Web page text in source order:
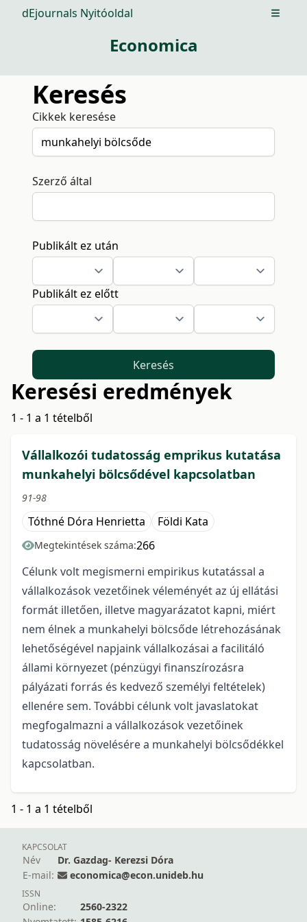
dEjournals Nyitóoldal Open
Economica
Keresés
Cikkek keresése
Szerző által
Publikált ez után
Publikált ez előtt
Keresés
Keresési eredmények
1 - 1 a 1 tételből
Vállalkozói tudatosság emprikus kutatása
munkahelyi bölcsődével kapcsolatban
91-98
Tóthné Dóra Henrietta Földi Kata
Megtekintések száma:266
Célunk volt megismerni empirikus kutatással a
vállalkozások vezetőinek véleményét az új ellátási
formát illetően, illetve magyarázatot kapni, miért
nem élnek a munkahelyi bölcsőde létrehozásának
lehetőségével napjaink vállalkozásai a facilitáló
állami környezet (pénzügyi finanszírozásra
pályázati forrás és kedvező személyi feltételek)
ellenére sem. További célunk volt javaslatokat
megfogalmazni a vállalkozások vezetőinek
tudatosság növelésére a munkahelyi bölcsődékkel
kapcsolatban.
1 - 1 a 1 tételből
KAPCSOLAT
Név
Dr. Gazdag- Kerezsi Dóra
E-mail:
economica@econ.unideb.hu
ISSN
Online:
2560-2322